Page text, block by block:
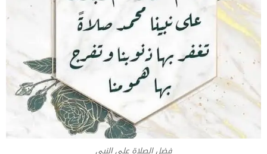
فضل الصلاة على النبي